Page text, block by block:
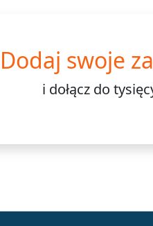
Dodaj swoje
i dołącz do